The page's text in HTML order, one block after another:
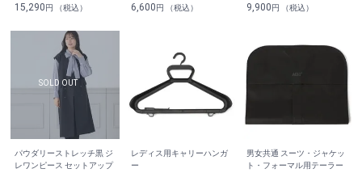
15,290円 （税込） 6,600円 （税込） 9,900円 （税込）
パウダリーストレッチ黒 ジ
レワンピース セットアップ
レディス用キャリーハンガ
ー
男女共通 スーツ・ジャケッ
ト・フォーマル用テーラー